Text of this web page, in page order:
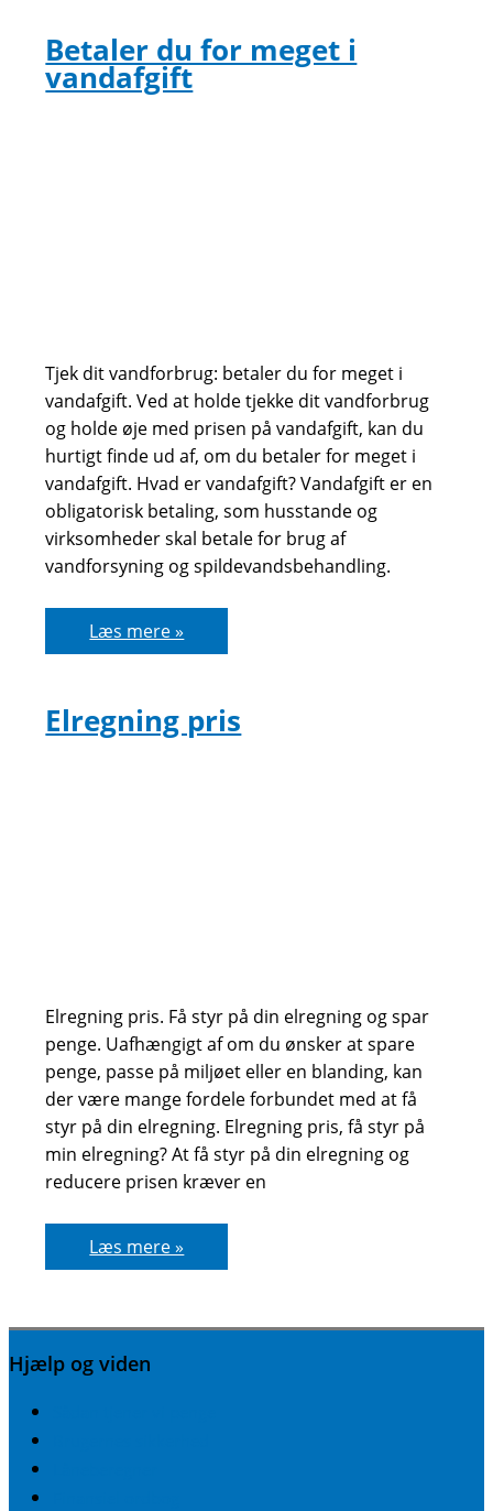
del
dyrere
Betaler du for meget i
vandafgift
Tjek dit vandforbrug: betaler du for meget i
vandafgift. Ved at holde tjekke dit vandforbrug
og holde øje med prisen på vandafgift, kan du
hurtigt finde ud af, om du betaler for meget i
vandafgift. Hvad er vandafgift? Vandafgift er en
obligatorisk betaling, som husstande og
virksomheder skal betale for brug af
vandforsyning og spildevandsbehandling.
Betaler
du
for
vandafgift
Læs mere »
Elregning pris
Elregning pris. Få styr på din elregning og spar
penge. Uafhængigt af om du ønsker at spare
penge, passe på miljøet eller en blanding, kan
der være mange fordele forbundet med at få
styr på din elregning. Elregning pris, få styr på
min elregning? At få styr på din elregning og
reducere prisen kræver en
Elregning
pris
Læs mere »
Hjælp og viden